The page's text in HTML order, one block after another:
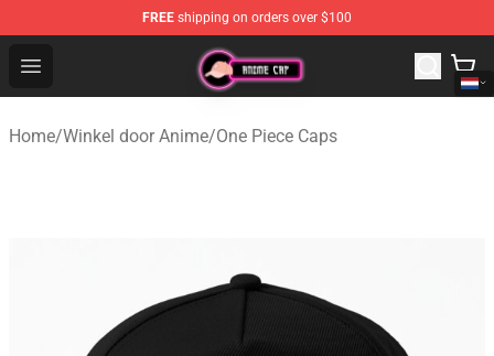
FREE shipping on orders over $100
Open menu
Anime Cap Shop - The Best Store of Anime Cap
Home/Winkel door Anime/One Piece Caps